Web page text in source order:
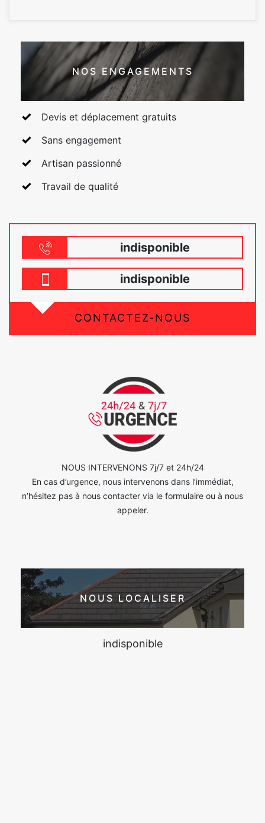
NOS ENGAGEMENTS
Devis et déplacement gratuits
Sans engagement
Artisan passionné
Travail de qualité
indisponible
indisponible
CONTACTEZ-NOUS
NOUS INTERVENONS 7j/7 et 24h/24
En cas d’urgence, nous intervenons dans l’immédiat,
n’hésitez pas à nous contacter via le formulaire ou à nous
appeler.
NOUS LOCALISER
indisponible